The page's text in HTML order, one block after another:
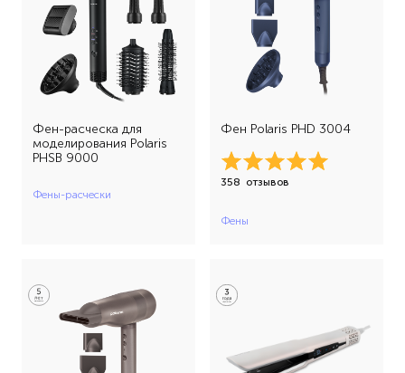
синий (7)
сиреневый (1)
фиолетовый (1)
черный (18)
черный-розовое золото (3)
Фен-расческа для
моделирования Polaris
PHSB 9000
Фены-расчески
Фен Polaris PHD 3004
358 отзывов
Фены